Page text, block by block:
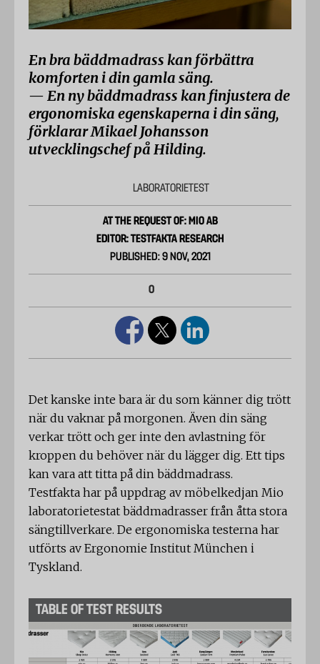
En bra bäddmadrass kan förbättra
komforten i din gamla säng.
— En ny bäddmadrass kan finjustera de
ergonomiska egenskaperna i din säng,
förklarar Mikael Johansson
utvecklingschef på Hilding.
LABORATORIETEST
AT THE REQUEST OF: MIO AB
EDITOR: TESTFAKTA RESEARCH
PUBLISHED: 9 NOV, 2021
0
Det kanske inte bara är du som känner dig trött
när du vaknar på morgonen. Även din säng
verkar trött och ger inte den avlastning för
kroppen du behöver när du lägger dig. Ett tips
kan vara att titta på din bäddmadrass.
Testfakta har på uppdrag av möbelkedjan Mio
laboratorietestat bäddmadrasser från åtta stora
sängtillverkare. De ergonomiska testerna har
utförts av Ergonomie Institut München i
Tyskland.
TABLE OF TEST RESULTS